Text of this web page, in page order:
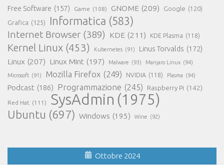
Free Software (157) Game (108) GNOME (209) Google (120)
Grafica (125) Informatica (583)
Internet Browser (389) KDE (211) KDE Plasma (118)
Kernel Linux (453) Kubernetes (91) Linus Torvalds (172)
Linux (207) Linux Mint (197) Malware (93) Manjaro Linux (94)
Microsoft (91) Mozilla Firefox (249) NVIDIA (118) Plasma (94)
Podcast (186) Programmazione (245) Raspberry Pi (142)
Red Hat (111) SysAdmin (1975)
Ubuntu (697) Windows (195) Wine (92)
Ottobre 2024